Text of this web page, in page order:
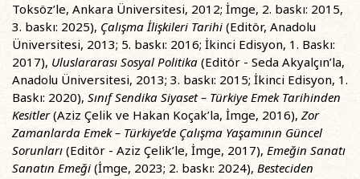
Toksöz’le, Ankara Üniversitesi, 2012; İmge, 2. baskı: 2015,
3. baskı: 2025), Çalışma İlişkileri Tarihi (Editör, Anadolu
Üniversitesi, 2013; 5. baskı: 2016; İkinci Edisyon, 1. Baskı:
2017), Uluslararası Sosyal Politika (Editör - Seda Akyalçın’la,
Anadolu Üniversitesi, 2013; 3. baskı: 2015; İkinci Edisyon, 1.
Baskı: 2020), Sınıf Sendika Siyaset – Türkiye Emek Tarihinden
Kesitler(Aziz Çelik ve Hakan Koçak’la, İmge, 2016), Zor
Zamanlarda Emek – Türkiye’de Çalışma Yaşamının Güncel
Sorunları (Editör - Aziz Çelik’le, İmge, 2017), Emeğin Sanatı
Sanatın Emeği (İmge, 2023; 2. baskı: 2024), Besteciden